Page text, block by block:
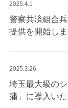
2025.4.1
警察共済組合
提供を開始し
2025.3.26
埼玉最大級の
蒲」に導入い